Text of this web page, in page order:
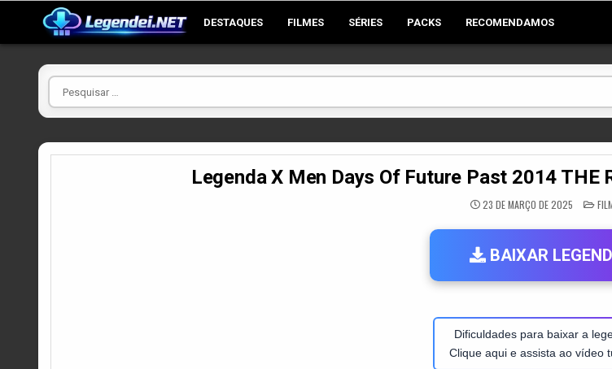
DESTAQUES FILMES SÉRIES PACKS RECOMENDAMOS
Pesquisar
por
Legenda X Men Days Of Future Past 2014 THE
23 DE MARÇO DE 2025
IN
BAIXAR
Dificuldades para baixar a
Clique aqui e assista ao vídeo